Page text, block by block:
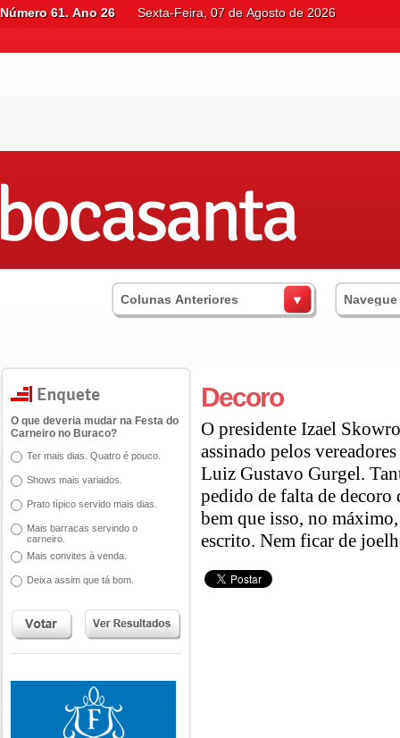
Número 61. Ano 26 Sexta-Feira, 07 de Agosto de 2026
Colunas Anteriores
O que deveria mudar na Festa do
Carneiro no Buraco?
Ter mais dias. Quatro é pouco.
Shows mais variados.
Prato típico servido mais dias.
Mais barracas servindo o
carneiro.
Mais convites à venda.
Deixa assim que tá bom.
Decoro
O presidente Izael
assinado pelos
Luiz Gustavo Gurgel.
pedido de falta de decoro
bem que isso, no
escrito. Nem ficar de